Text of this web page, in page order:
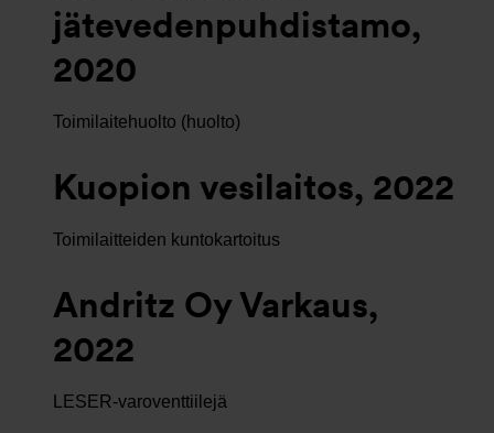
jätevedenpuhdistamo,
2020
Toimilaitehuolto (huolto)
Kuopion vesilaitos, 2022
Toimilaitteiden kuntokartoitus
Andritz Oy Varkaus,
2022
LESER-varoventtiilejä